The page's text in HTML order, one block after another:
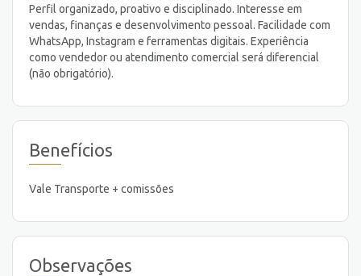
Perfil organizado, proativo e disciplinado. Interesse em
vendas, finanças e desenvolvimento pessoal. Facilidade com
WhatsApp, Instagram e ferramentas digitais. Experiência
como vendedor ou atendimento comercial será diferencial
(não obrigatório).
Benefícios
Vale Transporte + comissões
Observações